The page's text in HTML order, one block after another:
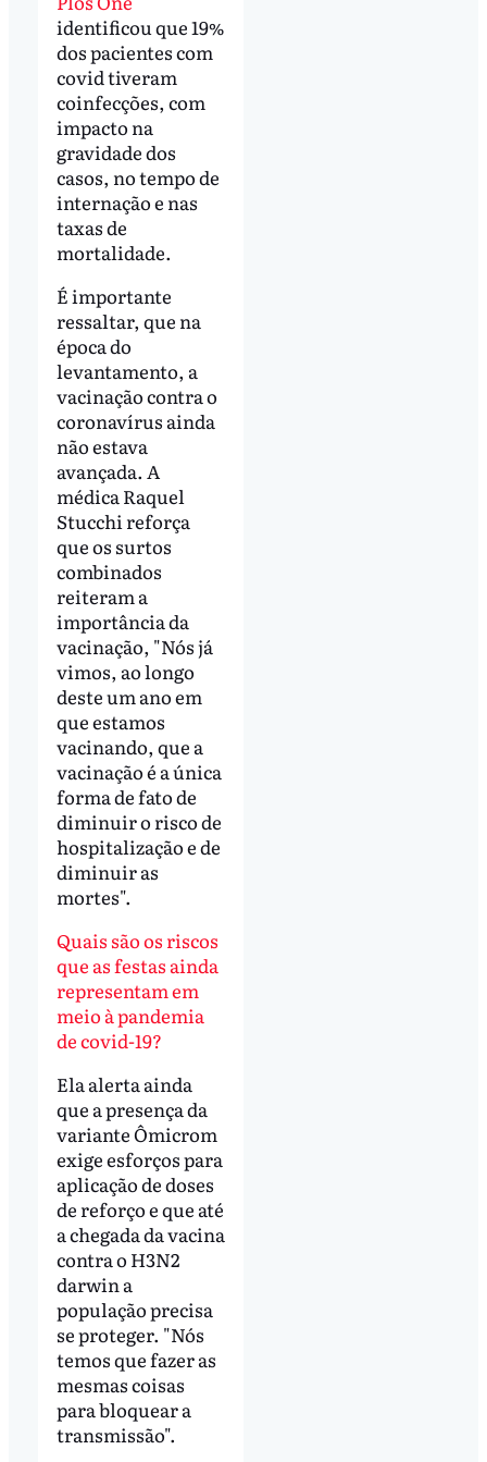
identificou que 19%
dos pacientes com
covid tiveram
coinfecções, com
impacto na
gravidade dos
casos, no tempo de
internação e nas
taxas de
mortalidade.
É importante
ressaltar, que na
época do
levantamento, a
vacinação contra o
coronavírus ainda
não estava
avançada. A
médica Raquel
Stucchi reforça
que os surtos
combinados
reiteram a
importância da
vacinação, "Nós já
vimos, ao longo
deste um ano em
que estamos
vacinando, que a
vacinação é a única
forma de fato de
diminuir o risco de
hospitalização e de
diminuir as
mortes".
Quais são os riscos
que as festas ainda
representam em
meio à pandemia
de covid-19?
Ela alerta ainda
que a presença da
variante Ômicrom
exige esforços para
aplicação de doses
de reforço e que até
a chegada da vacina
contra o H3N2
darwin a
população precisa
se proteger. "Nós
temos que fazer as
mesmas coisas
para bloquear a
transmissão".